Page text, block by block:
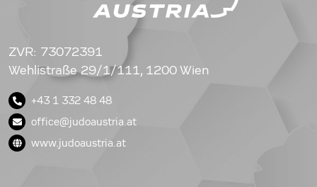
ZVR: 73072391
Wehlistraße 29/1/111, 1200 Wien
+43 1 332 48 48
office@judoaustria.at
www.judoaustria.at